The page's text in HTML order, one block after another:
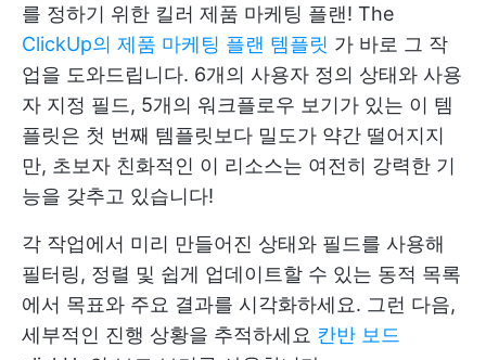
를 정하기 위한 킬러 제품 마케팅 플랜! The
ClickUp의 제품 마케팅 플랜 템플릿 가 바로 그 작
업을 도와드립니다. 6개의 사용자 정의 상태와 사용
자 지정 필드, 5개의 워크플로우 보기가 있는 이 템
플릿은 첫 번째 템플릿보다 밀도가 약간 떨어지지
만, 초보자 친화적인 이 리소스는 여전히 강력한 기
능을 갖추고 있습니다!
각 작업에서 미리 만들어진 상태와 필드를 사용해
필터링, 정렬 및 쉽게 업데이트할 수 있는 동적 목록
에서 목표와 주요 결과를 시각화하세요. 그런 다음,
세부적인 진행 상황을 추적하세요 칸반 보드